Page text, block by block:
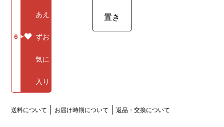
6
あえ
ずお
気に
入り
置き
送料について お届け時期について 返品・交換について